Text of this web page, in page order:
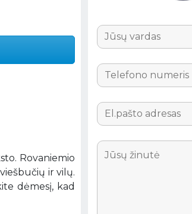
Rovaniemio
ir vilų.
dėmesį, kad